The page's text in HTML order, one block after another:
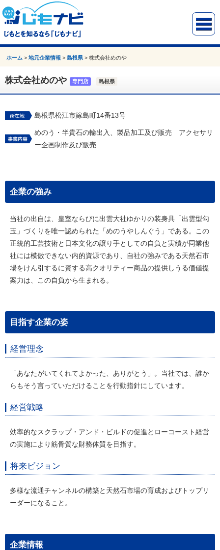
ホーム >地元企業情報 >島根県 >株式会社めのや
株式会社めのや 専門店 島根県
島根県松江市嫁島町14番13号
めのう・半貴石の輸出入、製品加工及び販売 アクセサリ
ー企画制作及び販売
企業の強み
当社の出自は、皇室ならびに出雲大社ゆかりの装身具「出雲型勾
玉」づくりを唯一認められた「めのうやしんぐう」である。この
正統的工芸技術と日本文化の譲り手としての自負と実績が同業他
社には模倣できない内的資源であり、自社の強みである天然石市
場をけん引するに資する高クオリティー商品の提供しうる価値提
案力は、この自負から生まれる。
目指す企業の姿
経営理念
「あなたがいてくれてよかった、ありがとう」。当社では、誰か
らもそう言っていただけることを行動指針にしています。
経営戦略
効率的なスクラップ・アンド・ビルドの促進とローコースト経営
の実施により筋骨質な財務体質を目指す。
将来ビジョン
多様な流通チャンネルの構築と天然石市場の育成およびトップリ
ーダーになること。
企業情報